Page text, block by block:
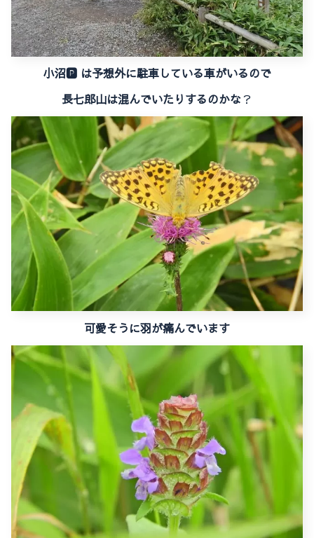
小沼🅿 は予想外に駐車している車がいるので
長七郎山は混んでいたりするのかな？
可愛そうに羽が痛んでいます